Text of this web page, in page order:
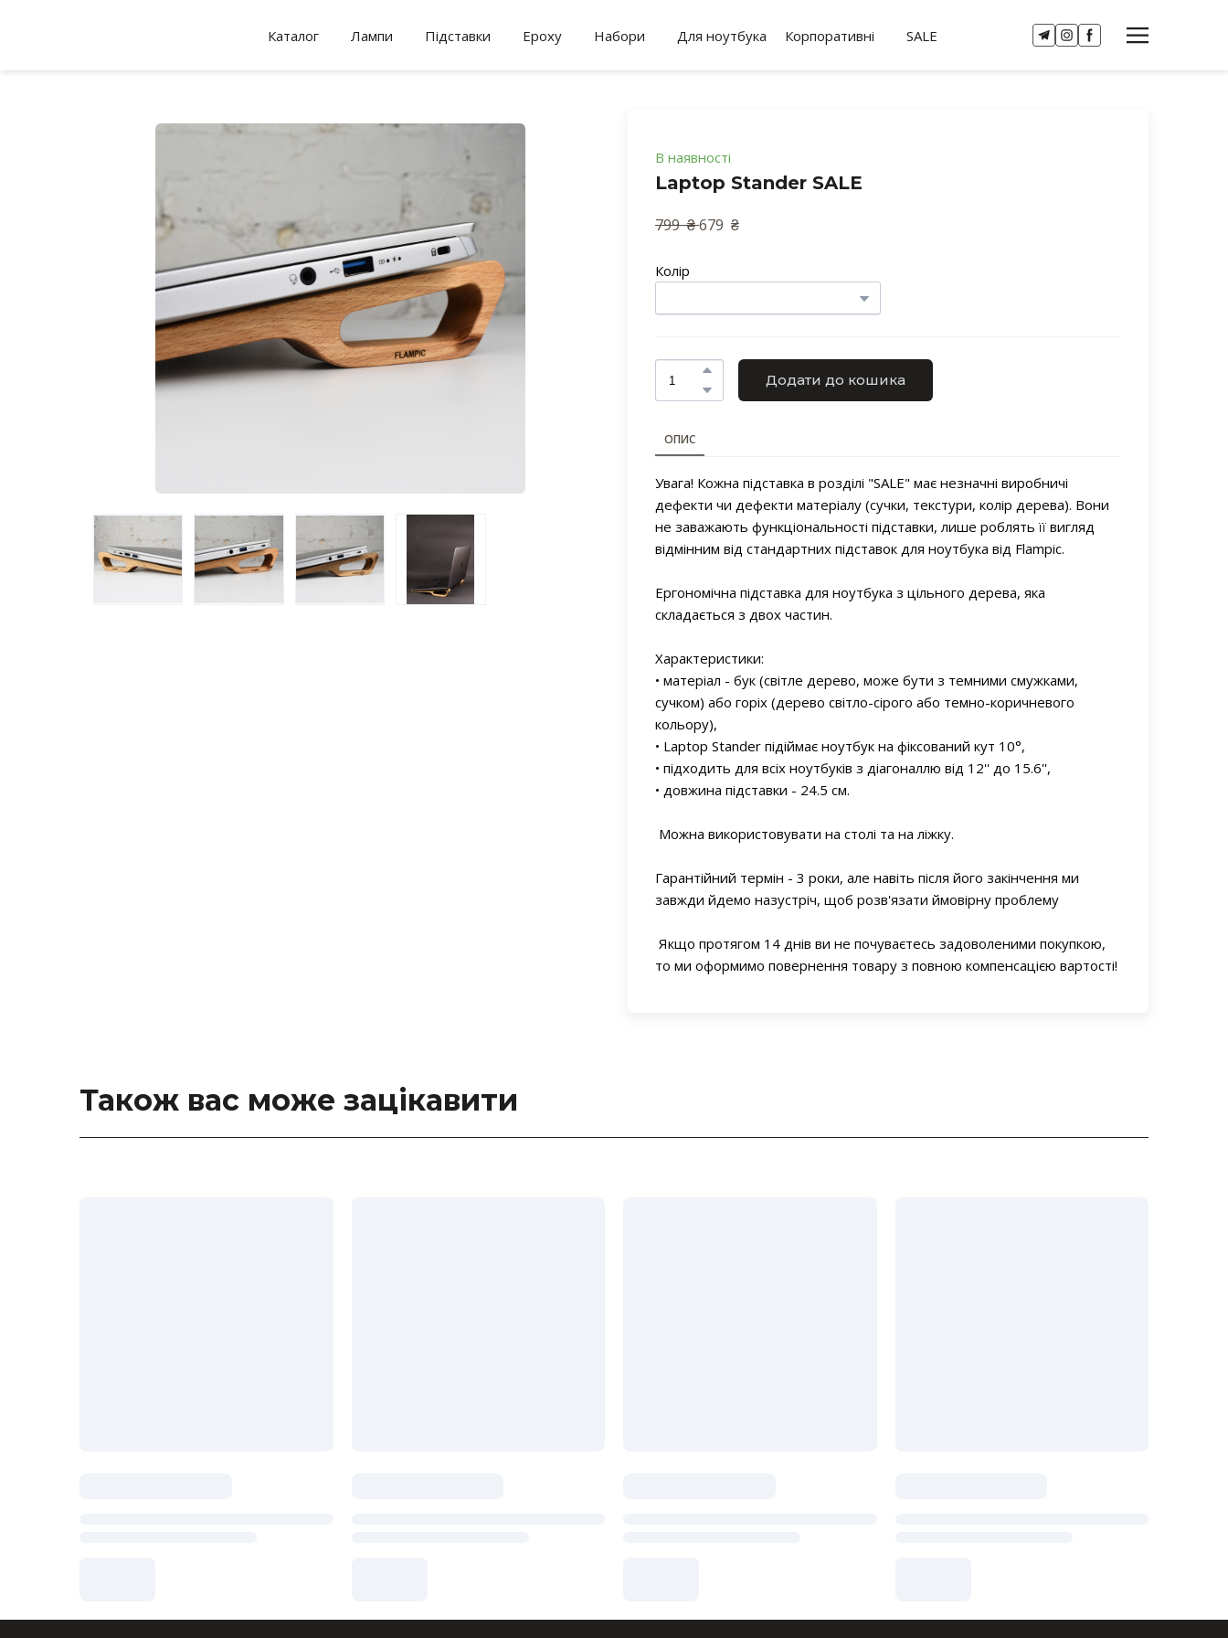
Каталог Лампи Підставки Epoxy Набори Для ноутбука Корпоративні SALE
В наявності
Laptop Stander SALE
799  ₴ 679  ₴
Колір
Додати до кошика
ОПИС
Увага! Кожна підставка в розділі "SALE" має незначні виробничі
дефекти чи дефекти матеріалу (сучки, текстури, колір дерева). Вони
не заважають функціональності підставки, лише роблять її вигляд
відмінним від стандартних підставок для ноутбука від Flampic.
Ергономічна підставка для ноутбука з цільного дерева, яка
складається з двох частин.
Характеристики:
• матеріал - бук (світле дерево, може бути з темними смужками,
сучком) або горіх (дерево світло-сірого або темно-коричневого
кольору),
• Laptop Stander підіймає ноутбук на фіксований кут 10°,
• підходить для всіх ноутбуків з діагоналлю від 12'' до 15.6'',
• довжина підставки - 24.5 см.
Можна використовувати на столі та на ліжку.
Гарантійний термін - 3 роки, але навіть після його закінчення ми
завжди йдемо назустріч, щоб розв'язати ймовірну проблему
Якщо протягом 14 днів ви не почуваєтесь задоволеними покупкою,
то ми оформимо повернення товару з повною компенсацією вартості!
Також вас може зацікавити